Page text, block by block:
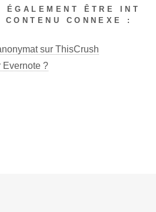
ÉGALEMENT ÊTRE INT
CONNEXE :
sur ThisCrush
Evernote ?